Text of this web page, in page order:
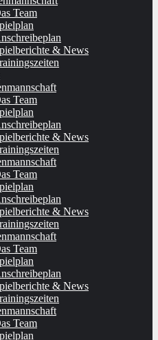
Team
& News
Team
& News
Team
& News
Team
& News
Team